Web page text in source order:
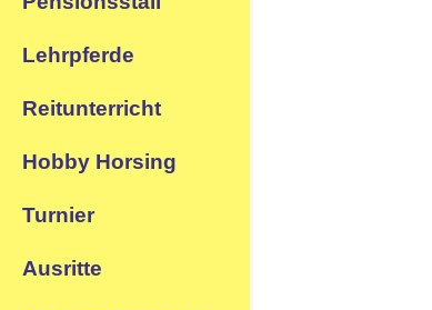
Lehrpferde
Reitunterricht
Hobby Horsing
Turnier
Ausritte